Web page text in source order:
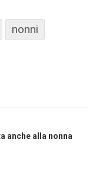
nonni
anche alla nonna